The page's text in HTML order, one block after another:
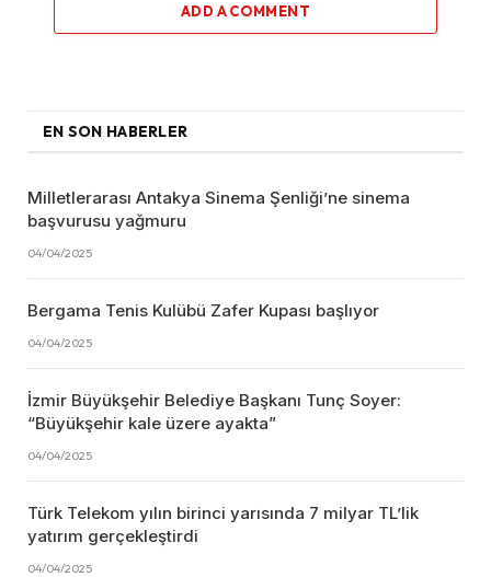
ADD A COMMENT
EN SON HABERLER
Milletlerarası Antakya Sinema Şenliği’ne sinema
başvurusu yağmuru
04/04/2025
Bergama Tenis Kulübü Zafer Kupası başlıyor
04/04/2025
İzmir Büyükşehir Belediye Başkanı Tunç Soyer:
“Büyükşehir kale üzere ayakta”
04/04/2025
Türk Telekom yılın birinci yarısında 7 milyar TL’lik
yatırım gerçekleştirdi
04/04/2025